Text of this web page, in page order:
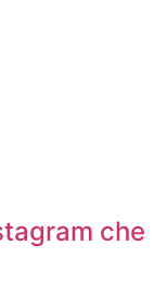
che